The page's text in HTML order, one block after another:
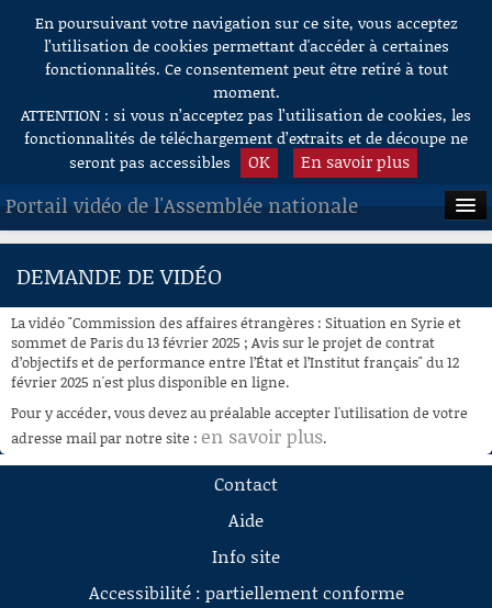
Aller au contenu
En poursuivant votre navigation sur ce site, vous acceptez
l’utilisation de cookies permettant d'accéder à certaines
fonctionnalités. Ce consentement peut être retiré à tout
moment.
ATTENTION : si vous n’acceptez pas l’utilisation de cookies, les
fonctionnalités de téléchargement d’extraits et de découpe ne
seront pas accessibles
OK En savoir plus
Portail vidéo de l'Assemblée nationale
ACCUEIL
À LA DEMANDE
RECHERCHE
AIDE À LA DÉCOUPE
DE VIDÉOS
DEMANDE DE VIDÉO
La vidéo "Commission des affaires étrangères : Situation en Syrie et
sommet de Paris du 13 février 2025 ; Avis sur le projet de contrat
d’objectifs et de performance entre l’État et l’Institut français" du 12
février 2025 n'est plus disponible en ligne.
Pour y accéder, vous devez au préalable accepter l'utilisation de votre
adresse mail par notre site : en savoir plus.
Contact
Aide
Info site
Accessibilité : partiellement conforme